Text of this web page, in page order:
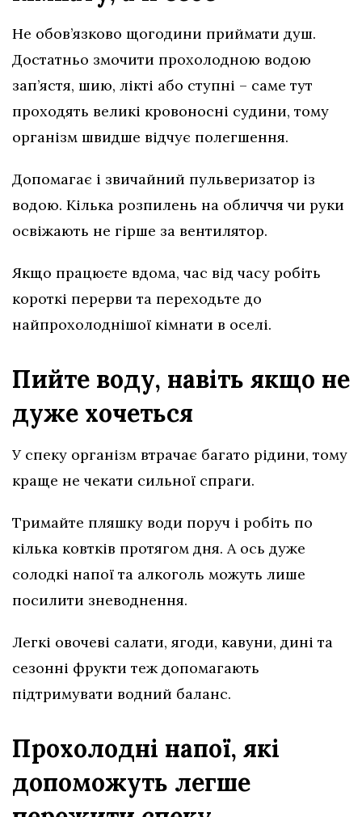
Не обов’язково щогодини приймати душ.
Достатньо змочити прохолодною водою
зап’ястя, шию, лікті або ступні – саме тут
проходять великі кровоносні судини, тому
організм швидше відчує полегшення.
Допомагає і звичайний пульверизатор із
водою. Кілька розпилень на обличчя чи руки
освіжають не гірше за вентилятор.
Якщо працюєте вдома, час від часу робіть
короткі перерви та переходьте до
найпрохолоднішої кімнати в оселі.
Пийте воду, навіть якщо не
дуже хочеться
У спеку організм втрачає багато рідини, тому
краще не чекати сильної спраги.
Тримайте пляшку води поруч і робіть по
кілька ковтків протягом дня. А ось дуже
солодкі напої та алкоголь можуть лише
посилити зневоднення.
Легкі овочеві салати, ягоди, кавуни, дині та
сезонні фрукти теж допомагають
підтримувати водний баланс.
Прохолодні напої, які
допоможуть легше